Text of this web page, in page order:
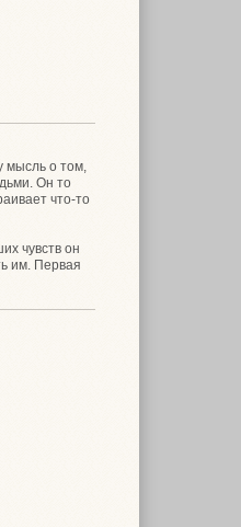
мысль о том,
Он то
что-то
чувств он
им. Первая